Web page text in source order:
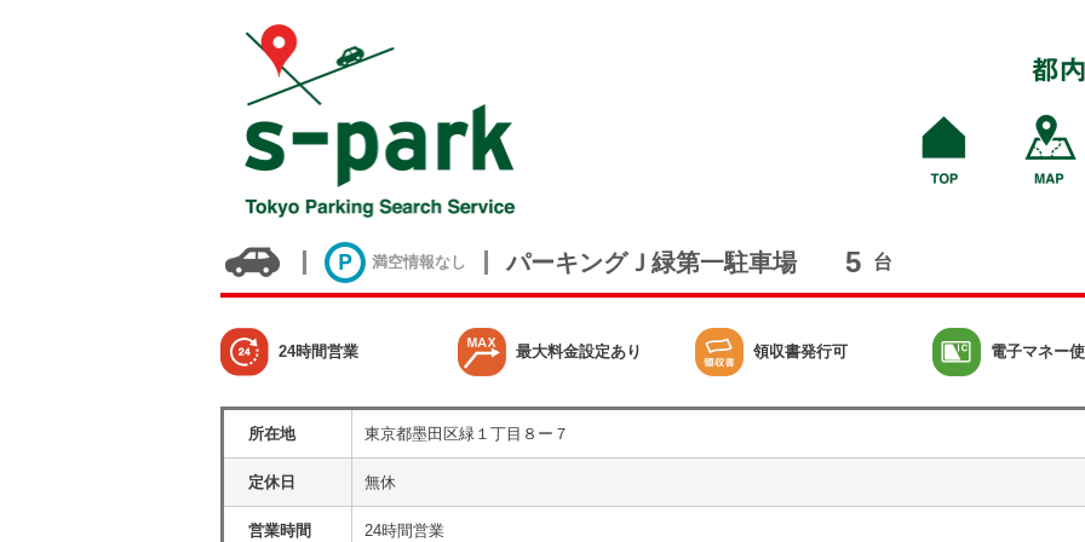
満空情報なし パーキングＪ緑第一駐車場 5 台
24時間営業 最大料金設定あり 領収書発行可 電子マネー
所在地 東京都墨田区緑１丁目８ー７
定休日 無休
営業時間 24時間営業